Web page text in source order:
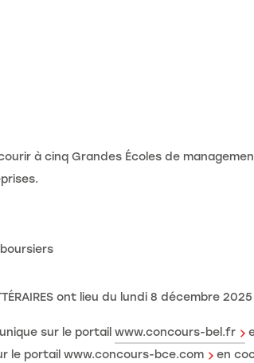
à cinq Grandes Écoles de
ont lieu du lundi 8 décembre
sur le portail www.concours-bel.fr
le portail www.concours-bce.com
en